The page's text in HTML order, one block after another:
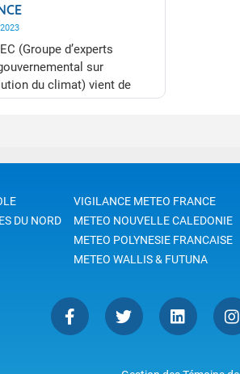
(Groupe d’experts
sur
du climat) vient de
public la synthèse de son
sur le climat. Météo-
y contribue ainsi
directement et
Pour ce 6e rapport
contribué à enrichir la
du climat passé et
évolutions à venir.
DU NORD
VIGILANCE METEO FRANCE
METEO NOUVELLE CALEDONIE
METEO POLYNESIE FRANCAISE
METEO WALLIS & FUTUNA